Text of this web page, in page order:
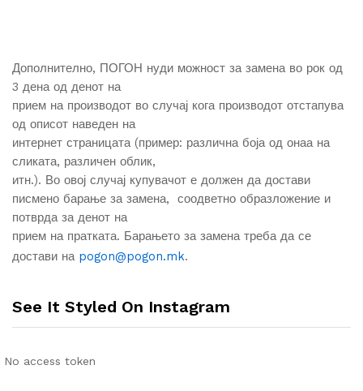
Дополнително, ПОГОН нуди можност за замена во рок од
3 дена од денот на
прием на производот во случај кога производот отстапува
од описот наведен на
интернет страницата (пример: различна боја од онаа на
сликата, различен облик,
итн.). Во овој случај купувачот е должен да достави
писмено барање за замена, соодветно образложение и
потврда за денот на
прием на пратката. Барањето за замена треба да се
достави на pogon@pogon.mk.
See It Styled On Instagram
No access token